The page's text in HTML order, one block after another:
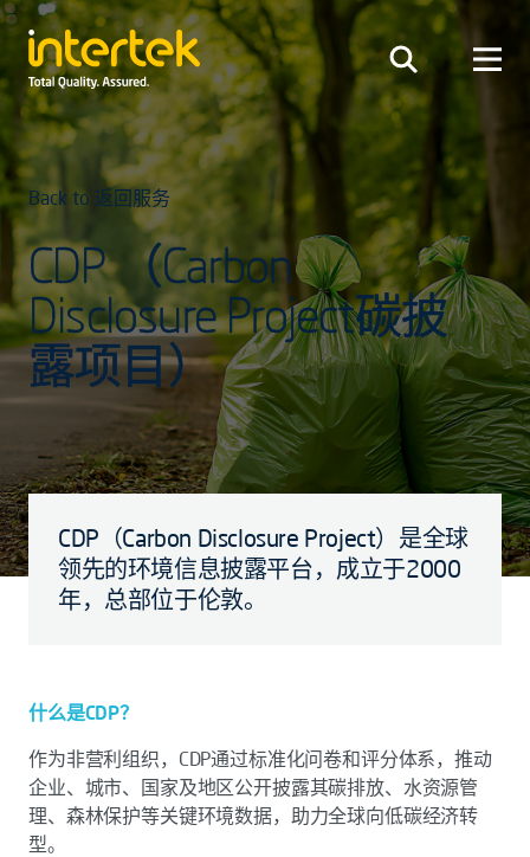
Back to 返回服务
CDP （Carbon
Disclosure Project碳披
露项目）
CDP（Carbon Disclosure Project）是全球
领先的环境信息披露平台，成立于2000
年，总部位于伦敦。
什么是CDP？
作为非营利组织，CDP通过标准化问卷和评分体系，推动
企业、城市、国家及地区公开披露其碳排放、水资源管
理、森林保护等关键环境数据，助力全球向低碳经济转
型。